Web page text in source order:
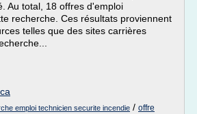
Au total, 18 offres d'emploi
recherche. Ces résultats proviennent
telles que des sites carrières
emploi technicien securite incendie / offre